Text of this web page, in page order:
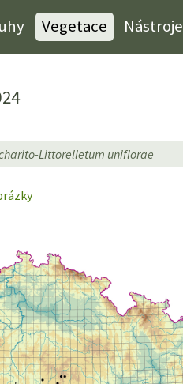
Vegetace Nástroje
Littorelletum uniflorae